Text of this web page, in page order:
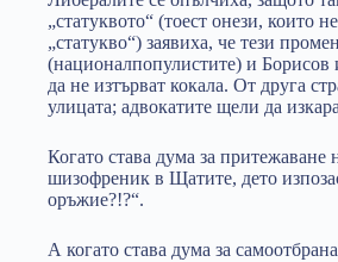
„статуквото“ (тоест онези, които
„статукво“) заявиха, че тези
(националпопулистите) и Борисов
да не изтърват кокала. От друга
улицата; адвокатите щели да
Когато става дума за
шизофреник в Щатите, дето
оръжие?!?“.
А когато става дума за